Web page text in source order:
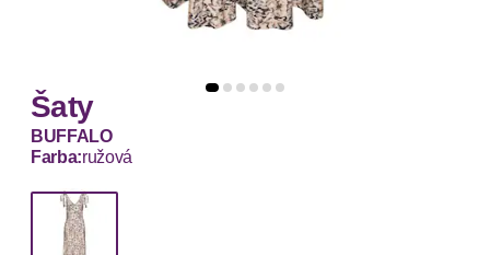
Šaty
BUFFALO
Farba:ružová